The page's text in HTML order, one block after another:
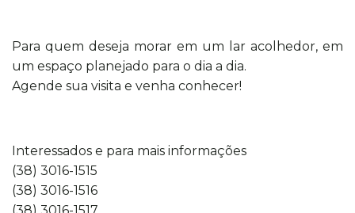
Para quem deseja morar em um lar acolhedor, em
um espaço planejado para o dia a dia.
Agende sua visita e venha conhecer!
Interessados e para mais informações
(38) 3016-1515
(38) 3016-1516